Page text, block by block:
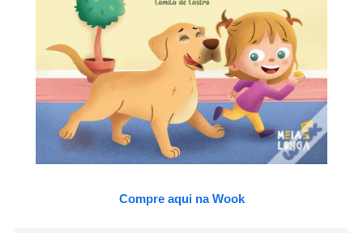
Compre aqui na Wook